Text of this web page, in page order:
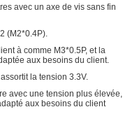
avec un axe de vis sans fin
(M2*0.4P).
à comme M3*0.5P, et la
aux besoins du client.
la tension 3.3V.
avec une tension plus élevée,
aux besoins du client